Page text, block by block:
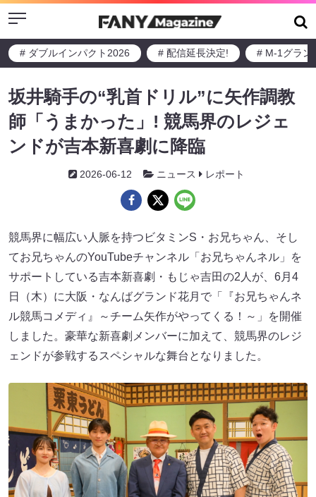
Menu
# ダブルインパクト2026 # 配信延長決定! # M-1グラン
坂井騎手の“乳首ドリル”に矢作調教
師「うまかった」! 競馬界のレジェ
ンドが吉本新喜劇に降臨
2026-06-12 ニュース レポート
競馬界に幅広い人脈を持つビタミンS・お兄ちゃん、そし
てお兄ちゃんのYouTubeチャンネル「お兄ちゃんネル」を
サポートしている吉本新喜劇・もじゃ吉田の2人が、6月4
日（木）に大阪・なんばグランド花月で「『お兄ちゃんネ
ル競馬コメディ』～チーム矢作がやってくる！～」を開催
しました。豪華な新喜劇メンバーに加えて、競馬界のレジ
ェンドが参戦するスペシャルな舞台となりました。